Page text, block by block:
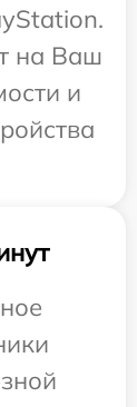
на Ваш
и